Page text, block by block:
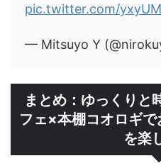
pic.twitter.com/
— Mitsuyo Y
まとめ：ゆっくりと
フェ×本棚コオロギ
を楽